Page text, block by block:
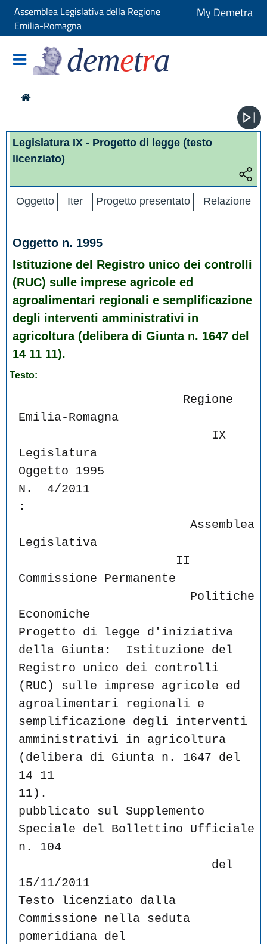
Assemblea Legislativa della Regione
Emilia-Romagna
My Demetra
demetra
Legislatura IX - Progetto di legge (testo
licenziato)
Oggetto Iter Progetto presentato Relazione
Oggetto n. 1995
Istituzione del Registro unico dei controlli
(RUC) sulle imprese agricole ed
agroalimentari regionali e semplificazione
degli interventi amministrativi in
agricoltura (delibera di Giunta n. 1647 del
14 11 11).
Testo:
Emilia-Romagna
Legislatura
Oggetto 1995
N.  4/2011
:
Legislativa
Commissione Permanente
Economiche
Progetto di legge d'iniziativa
della Giunta:  Istituzione del
Registro unico dei controlli
(RUC) sulle imprese agricole ed
agroalimentari regionali e
semplificazione degli interventi
amministrativi in agricoltura
(delibera di Giunta n. 1647 del
14 11
11).
pubblicato sul Supplemento
Speciale del Bollettino Ufficiale
n. 104
15/11/2011
Testo licenziato dalla
Commissione nella seduta
pomeridiana del